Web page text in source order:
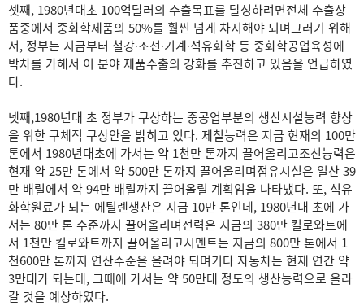
셋째, 1980년대초 100억달러의 수출목표를 달성하려면전체 수출상
품중에서 중화학제품의 50%를 훨씬 넘게 차지해야 되며그러기 위해
서, 정부는 지금부터 철강∙조선∙기계∙석유화학 등 중화학공업육성에
박차를 가해서 이 분야 제품수출의 강화를 추진하고 있음을 언급하였
다.
넷째,1980년대 초 정부가 구상하는 중공업부분의 생산시설능력 향상
을 위한 구체적 구상안을 밝히고 있다. 제철능력은 지금 현재의 100만
톤에서 1980년대초에 가서는 약 1천만 톤까지 끌어올리고조선능력은
현재 약 25만 톤에서 약 500만 톤까지 끌어올리며점유시설은 일산 39
만 배럴에서 약 94만 배럴까지 끌어올릴 계획임을 나타냈다. 또, 석유
화학원료가 되는 에틸렌생산은 지금 10만 톤인데, 1980년대 초에 가
서는 80만 톤 수준까지 끌어올리며전력은 지금의 380만 킬로와트에
서 1천만 킬로와트까지 끌어올리고시멘트는 지금의 800만 톤에서 1
천600만 톤까지 연산수준을 올려야 되며기타 자동차는 현재 연간 약
3만대가 되는데, 그때에 가서는 약 50만대 정도의 생산능력으로 올라
갈 것을 예상하였다.